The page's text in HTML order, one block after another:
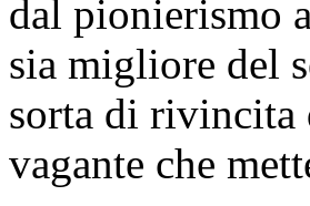
dal pionierismo
sia migliore del
sorta di rivincita
vagante che